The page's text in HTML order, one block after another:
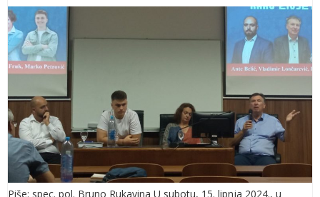
Piše: spec. pol. Bruno Rukavina U subotu, 15. lipnja 2024., u